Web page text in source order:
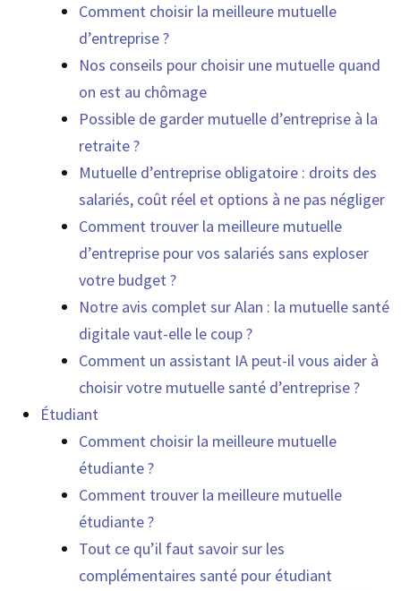
Comment choisir la meilleure mutuelle
d’entreprise ?
Nos conseils pour choisir une mutuelle quand
on est au chômage
Possible de garder mutuelle d’entreprise à la
retraite ?
Mutuelle d’entreprise obligatoire : droits des
salariés, coût réel et options à ne pas négliger
Comment trouver la meilleure mutuelle
d’entreprise pour vos salariés sans exploser
votre budget ?
Notre avis complet sur Alan : la mutuelle santé
digitale vaut-elle le coup ?
Comment un assistant IA peut-il vous aider à
choisir votre mutuelle santé d’entreprise ?
Étudiant
Comment choisir la meilleure mutuelle
étudiante ?
Comment trouver la meilleure mutuelle
étudiante ?
Tout ce qu’il faut savoir sur les
complémentaires santé pour étudiant